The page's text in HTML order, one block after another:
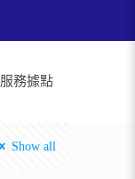
服務據點
Show all